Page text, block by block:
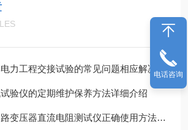
力工程交接试验的常见问题相应解决方法
验仪的定期维护保养方法详细介绍
压器直流电阻测试仪正确使用方法大公开
电话咨询